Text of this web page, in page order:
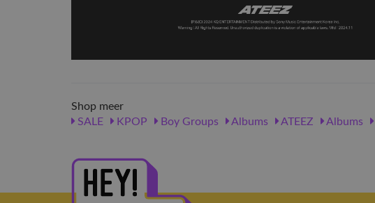
Shop meer
SALE
KPOP Boy Groups Albums ATEEZ Albums